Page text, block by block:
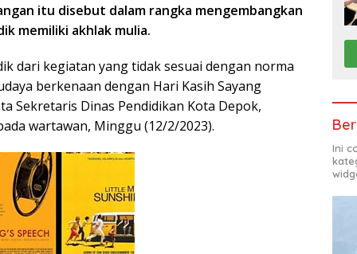
itu disebut dalam rangka mengembangkan
memiliki akhlak mulia.
dari kegiatan yang tidak sesuai dengan norma
berkenaan dengan Hari Kasih Sayang
Sekretaris Dinas Pendidikan Kota Depok,
wartawan, Minggu (12/2/2023).
Ini